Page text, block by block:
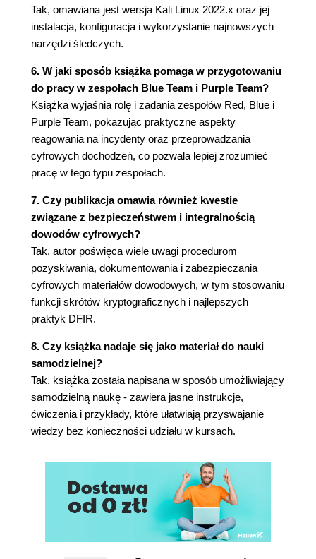
Linux
Instalowanie pakietu Wine
Konfigurowanie pakietu Wine
Testowanie pakietu Wine
Podsumowanie
Część 2. Podstawowe zagadnienia oraz najlepsze
praktyki informatyki śledczej i reagowania na
incydenty
Rozdział 6. Systemy plików i nośniki pamięci
masowej
Historia i rodzaje nośników danych
Firma IBM i historia nośników pamięci
Wymienne nośniki danych
Napędy z taśmą magnetyczną
Dyskietki
Optyczne nośniki danych
Pamięci flash z portem USB
Karty pamięci flash
Dyski twarde
Dyski twarde IDE
Dyski twarde SATA
Dyski SSD
Microsoft Windows
Macintosh (macOS)
Linux
Typy i stany danych
Tak, omawiana jest wersja Kali Linux 2022.x oraz jej
instalacja, konfiguracja i wykorzystanie najnowszych
narzędzi śledczych.
6. W jaki sposób książka pomaga w przygotowaniu
do pracy w zespołach Blue Team i Purple Team?
Książka wyjaśnia rolę i zadania zespołów Red, Blue i
Purple Team, pokazując praktyczne aspekty
reagowania na incydenty oraz przeprowadzania
cyfrowych dochodzeń, co pozwala lepiej zrozumieć
pracę w tego typu zespołach.
7. Czy publikacja omawia również kwestie
związane z bezpieczeństwem i integralnością
dowodów cyfrowych?
Tak, autor poświęca wiele uwagi procedurom
pozyskiwania, dokumentowania i zabezpieczania
cyfrowych materiałów dowodowych, w tym stosowaniu
funkcji skrótów kryptograficznych i najlepszych
praktyk DFIR.
8. Czy książka nadaje się jako materiał do nauki
samodzielnej?
Tak, książka została napisana w sposób umożliwiający
samodzielną naukę - zawiera jasne instrukcje,
ćwiczenia i przykłady, które ułatwiają przyswajanie
wiedzy bez konieczności udziału w kursach.